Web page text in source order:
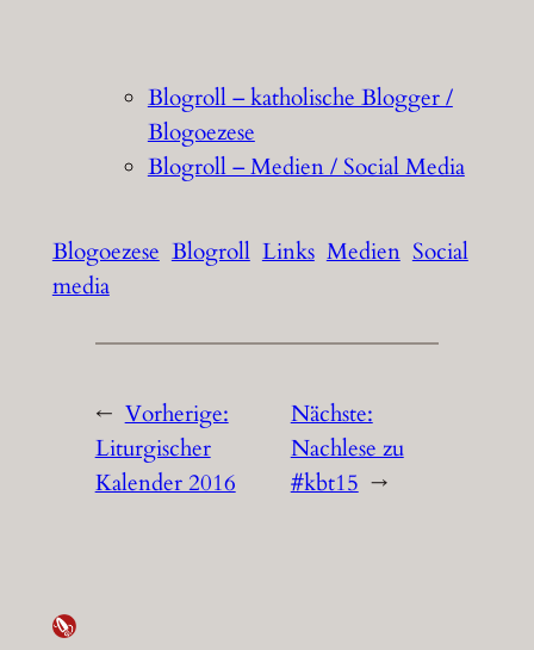
Blogroll – katholische Blogger /
Blogoezese
Blogroll – Medien / Social Media
Blogoezese Blogroll Links Medien Social
media
← Vorherige:
Liturgischer
Kalender 2016
Nächste:
Nachlese zu
#kbt15 →